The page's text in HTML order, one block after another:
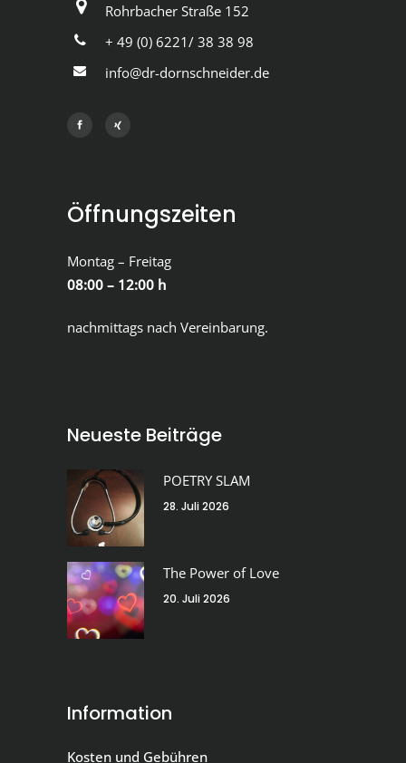
Rohrbacher Straße 152
+ 49 (0) 6221/ 38 38 98
info@dr-dornschneider.de
Öffnungszeiten
Montag – Freitag
08:00 – 12:00 h
nachmittags nach Vereinbarung.
Neueste Beiträge
POETRY SLAM
28. Juli 2026
The Power of Love
20. Juli 2026
Information
Kosten und Gebühren